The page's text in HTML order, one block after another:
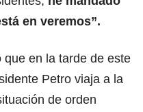
en veremos”.
en la tarde de este
Petro viaja a la
de orden